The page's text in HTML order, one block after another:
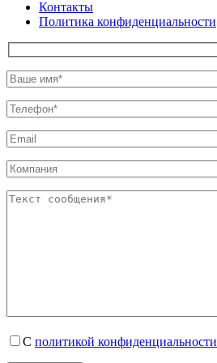
Контакты
Политика конфиденциальности
С политикой конфиденциальности